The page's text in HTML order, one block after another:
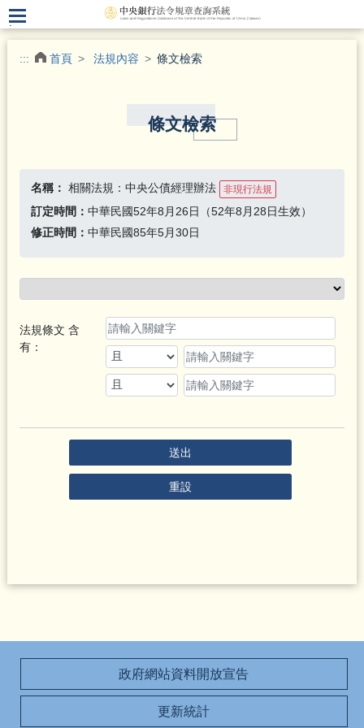
.
::: 首頁 法規內容 條文檢索
條文檢索
名稱： 相關法規：中央公債經理辦法 非現行法規
訂定時間： 中華民國52年8月26日（52年8月28日生效）
修正時間： 中華民國85年5月30日
法規條文 含
有：
送出
重設
政府網站資料開放宣告
更新統計